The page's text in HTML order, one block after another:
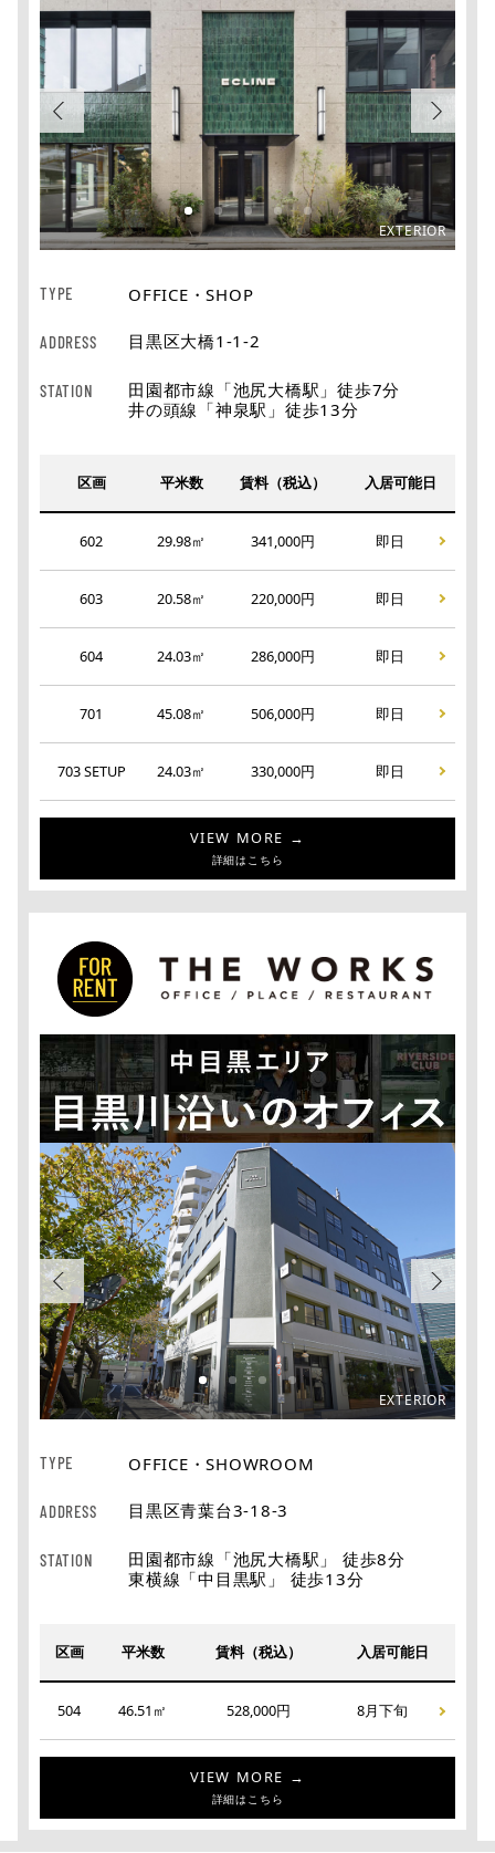
EXTERIOR
TYPE OFFICE・SHOP
ADDRESS 目黒区大橋1-1-2
STATION
田園都市線「池尻大橋駅」徒歩7分
井の頭線「神泉駅」徒歩13分
区画 平米数 賃料（税込） 入居可能日
602 29.98㎡ 341,000円 即日
603 20.58㎡ 220,000円 即日
604 24.03㎡ 286,000円 即日
701 45.08㎡ 506,000円 即日
703 SETUP 24.03㎡ 330,000円 即日
VIEW MORE →
詳細はこちら
EXTERIOR
TYPE OFFICE・SHOWROOM
ADDRESS 目黒区青葉台3-18-3
STATION
田園都市線「池尻大橋駅」 徒歩8分
東横線「中目黒駅」 徒歩13分
区画 平米数 賃料（税込） 入居可能日
504 46.51㎡ 528,000円 8月下旬
VIEW MORE →
詳細はこちら